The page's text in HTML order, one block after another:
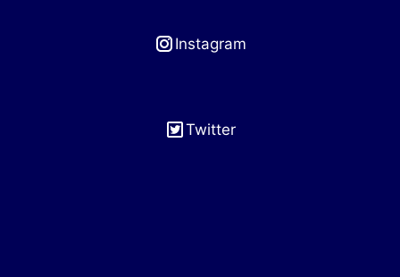
Instagram
Twitter